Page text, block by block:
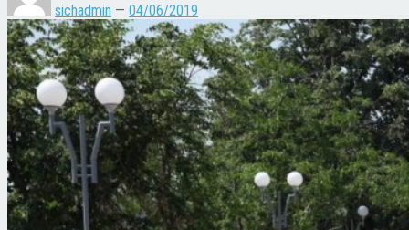
sichadmin — 04/06/2019